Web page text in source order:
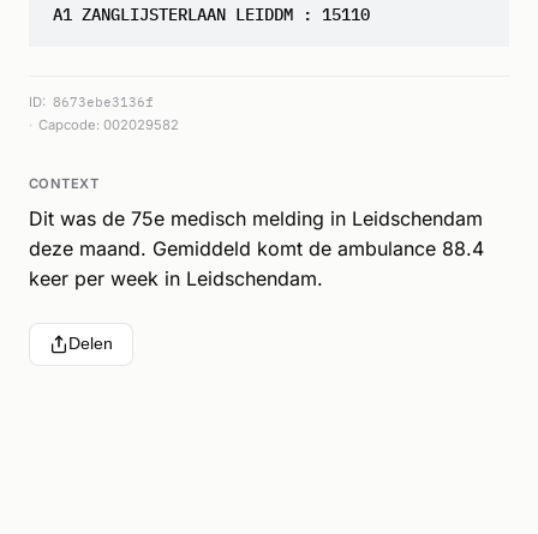
A1 ZANGLIJSTERLAAN LEIDDM : 15110
ID: 8673ebe3136f
Capcode: 002029582
CONTEXT
Dit was de 75e medisch melding in Leidschendam
deze maand. Gemiddeld komt de ambulance 88.4
keer per week in Leidschendam.
Delen